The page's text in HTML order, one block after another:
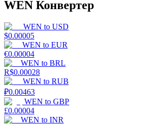
WEN Конвертер
WEN to USD
$0.00005
WEN to EUR
€0.00004
WEN to BRL
R$0.00028
WEN to RUB
₽0.00463
WEN to GBP
£0.00004
WEN to INR